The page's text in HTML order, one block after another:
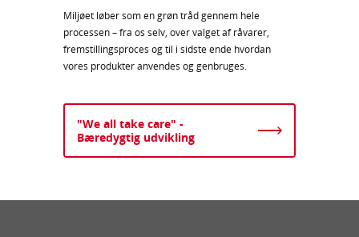
Miljøet løber som en grøn tråd gennem hele
processen – fra os selv, over valget af råvarer,
fremstillingsproces og til i sidste ende hvordan
vores produkter anvendes og genbruges.
"We all take care" -
Bæredygtig udvikling